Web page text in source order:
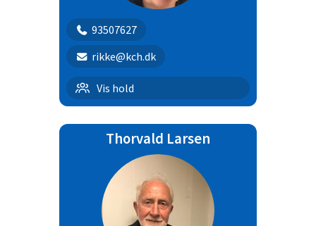
93507627
rikke@kch.dk
Vis hold
Hvalpehold
Thorvald Larsen